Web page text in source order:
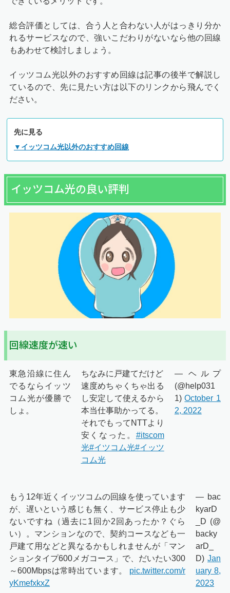
総合評価としては、合う人と合わない人がはっきり分か
れるサービスなので、強いこだわりがないなら他の回線
もあわせて検討しましょう。
イッツコム光以外のおすすめ回線は記事の後半で解説し
ているので、先に見たい方は以下のリンクから飛んでく
ださい。
先に見る
▼イッツコム光以外のおすすめ回線
イッツコム光の良い評判
回線速度が速い
東急沿線に住ん
でるならイッツ
コム光が優勝で
しょ。
ちなみに戸建てだけど
速度めちゃくちゃ出る
し安定して使えるから
本当仕事助かってる。
それでもってNTTより
安くなった。 #itscom
光#イツコム光#イッツ
コム光
— ヘルプ
(@help031
1)October 1
2, 2022
もう12年近くイッツコムの回線を使っています
が、遅いという感じも無く、サービス停止も少
ないですね（過去に1回か2回あったか？ぐら
い）。マンションなので、契約コースなども一
戸建て用などと異なるかもしれませんが「マン
ションタイプ600メガコース」で、だいたい300
～600Mbpsは常時出ています。 pic.twitter.com/r
yKmefxkxZ
— bac
kyarD
_D (@
backy
arD_
D) Jan
uary 8,
2023